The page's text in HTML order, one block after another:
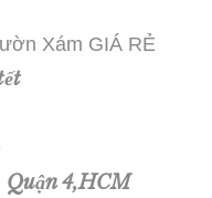
Xám GIÁ RẺ
Quận 4,HCM